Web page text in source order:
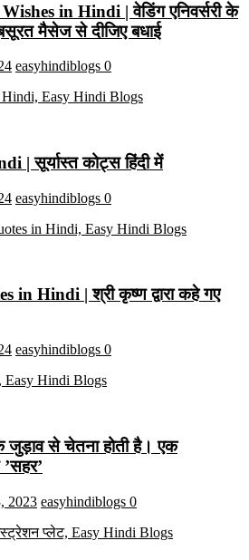
in Hindi | वेडिंग एनिवर्सरी के
मैसेज से दीजिए बधाई
easyhindiblogs 0
| सूर्यास्त कोट्स हिंदी में
easyhindiblogs 0
in Hindi | श्री कृष्ण द्वारा कहे गए
easyhindiblogs 0
से चेतना होती है। एक
2023 easyhindiblogs 0